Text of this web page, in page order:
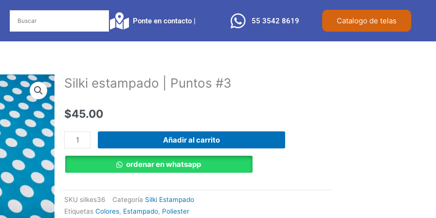
Ponte en contacto |​ 55 3542 8619 Catalogo de telas
Silki estampado | Puntos #3
$45.00
Silki
estampado
|
Puntos
cantidad
Añadir al carrito
ordenar en whatsapp
SKU silkes36 Categoría Silki Estampado
Etiquetas Colores, Estampado, Poliester